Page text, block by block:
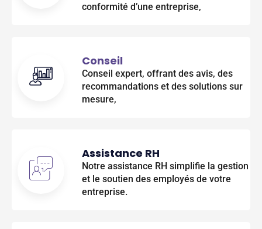
conformité d’une entreprise,
Conseil
Conseil expert, offrant des avis, des
recommandations et des solutions sur
mesure,
Assistance RH
Notre assistance RH simplifie la gestion
et le soutien des employés de votre
entreprise.